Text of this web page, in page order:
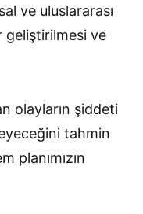
ve uluslararası
geliştirilmesi ve
olayların şiddeti
tahmin
planımızın